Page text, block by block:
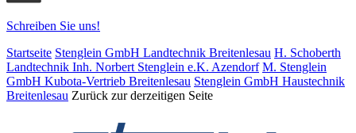
Schreiben Sie uns!
Startseite Stenglein GmbH Landtechnik Breitenlesau H. Schoberth
Land­tech­nik Inh. Norbert Stenglein e.K. Azendorf M. Stenglein
GmbH Kubota-Vertrieb Breitenlesau Stenglein GmbH Haustechnik
Breitenlesau Zurück zur derzeitigen Seite